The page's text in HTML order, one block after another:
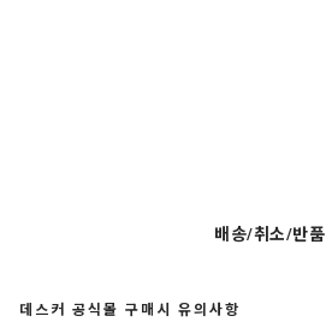
배송/취소/반품
데스커 공식몰 구매시 유의사항